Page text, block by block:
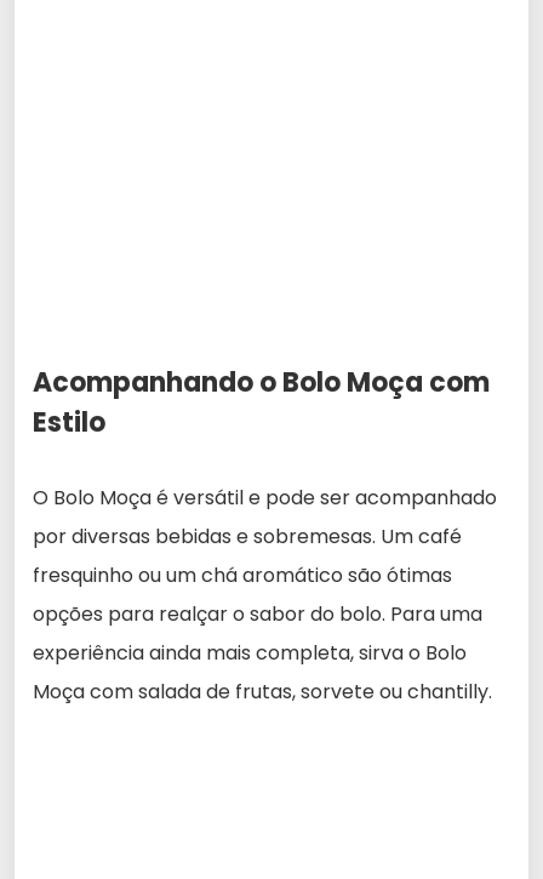
Acompanhando o Bolo Moça com
Estilo
O Bolo Moça é versátil e pode ser acompanhado
por diversas bebidas e sobremesas. Um café
fresquinho ou um chá aromático são ótimas
opções para realçar o sabor do bolo. Para uma
experiência ainda mais completa, sirva o Bolo
Moça com salada de frutas, sorvete ou chantilly.